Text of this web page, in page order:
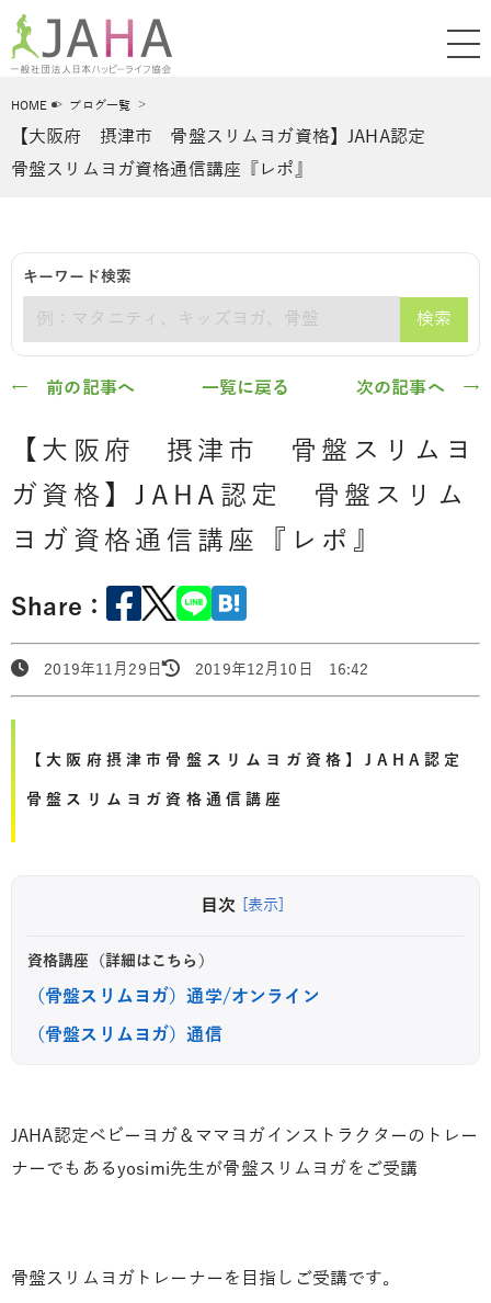
HOME ブログ一覧
【大阪府 摂津市 骨盤スリムヨガ資格】JAHA認定
骨盤スリムヨガ資格通信講座『レポ』
キーワード検索
検索
← 前の記事へ 一覧に戻る 次の記事へ →
【大阪府 摂津市 骨盤スリムヨ
ガ資格】JAHA認定 骨盤スリム
ヨガ資格通信講座『レポ』
Share：
2019年11月29日 2019年12月10日 16:42
【大阪府摂津市骨盤スリムヨガ資格】JAHA認定
骨盤スリムヨガ資格通信講座
目次 [表示]
資格講座（詳細はこちら）
（骨盤スリムヨガ）通学/オンライン
（骨盤スリムヨガ）通信
JAHA認定ベビーヨガ＆ママヨガインストラクターのトレー
ナーでもあるyosimi先生が骨盤スリムヨガをご受講
骨盤スリムヨガトレーナーを目指しご受講です。